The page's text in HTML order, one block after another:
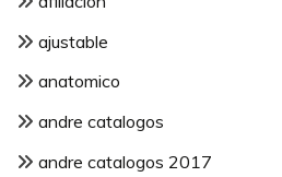
ajustable
anatomico
andre catalogos
andre catalogos 2017